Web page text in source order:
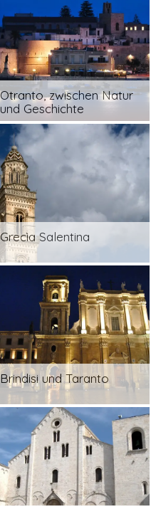
Otranto, zwischen Natur
und Geschichte
Grecìa Salentina
Brindisi und Taranto